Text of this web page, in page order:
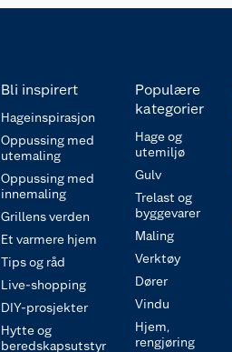
Bli inspirert
Hageinspirasjon
Oppussing med
utemaling
Oppussing med
innemaling
Grillens verden
Et varmere hjem
Tips og råd
Live-shopping
DIY-prosjekter
Hytte og
beredskapsutstyr
Populære
kategorier
Hage og
utemiljø
Gulv
Trelast og
byggevarer
Maling
Verktøy
Dører
Vindu
Hjem,
rengjøring